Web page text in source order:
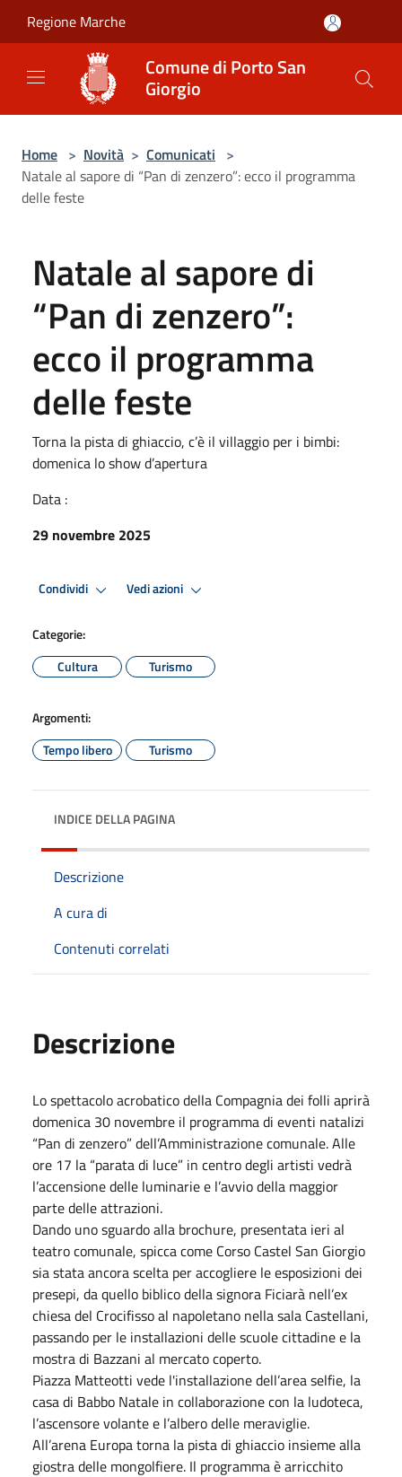
Regione Marche
Comune di Porto San
Giorgio
Home > Novità > Comunicati >
Natale al sapore di “Pan di zenzero”: ecco il programma
delle feste
Natale al sapore di
“Pan di zenzero”:
ecco il programma
delle feste
Torna la pista di ghiaccio, c’è il villaggio per i bimbi:
domenica lo show d’apertura
Data :
29 novembre 2025
Condividi Vedi azioni
Categorie:
Cultura
Turismo
Argomenti:
Tempo libero
Turismo
INDICE DELLA PAGINA
Descrizione
A cura di
Contenuti correlati
Descrizione
Lo spettacolo acrobatico della Compagnia dei folli aprirà
domenica 30 novembre il programma di eventi natalizi
“Pan di zenzero” dell’Amministrazione comunale. Alle
ore 17 la “parata di luce” in centro degli artisti vedrà
l’accensione delle luminarie e l’avvio della maggior
parte delle attrazioni.
Dando uno sguardo alla brochure, presentata ieri al
teatro comunale, spicca come Corso Castel San Giorgio
sia stata ancora scelta per accogliere le esposizioni dei
presepi, da quello biblico della signora Ficiarà nell’ex
chiesa del Crocifisso al napoletano nella sala Castellani,
passando per le installazioni delle scuole cittadine e la
mostra di Bazzani al mercato coperto.
Piazza Matteotti vede l'installazione dell’area selfie, la
casa di Babbo Natale in collaborazione con la ludoteca,
l’ascensore volante e l’albero delle meraviglie.
All’arena Europa torna la pista di ghiaccio insieme alla
giostra delle mongolfiere. Il programma è arricchito